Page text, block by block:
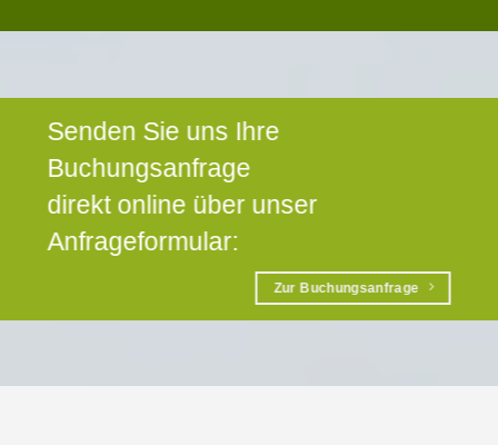
Senden Sie uns Ihre
Buchungsanfrage
direkt online über unser
Anfrageformular:
Zur Buchungsanfrage